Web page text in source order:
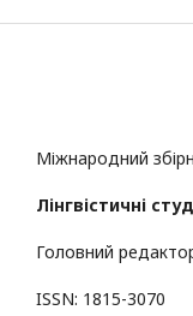
Міжнародний
Лінгвістичні
Головний
ISSN: 1815-3070